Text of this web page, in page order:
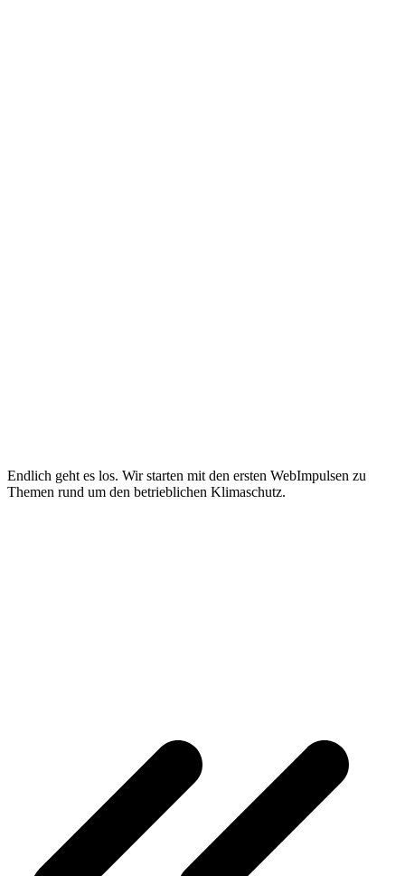
Endlich geht es los. Wir starten mit den ersten WebImpulsen zu
Themen rund um den betrieblichen Klimaschutz.